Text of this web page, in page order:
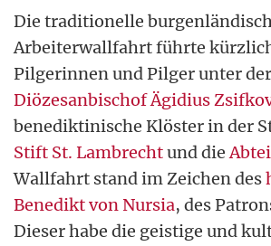
Die traditionelle
Arbeiterwallfahrt führte
Pilgerinnen und Pilger unter
Diözesanbischof Ägidius
benediktinische Klöster in der
Stift St. Lambrechtund die
Wallfahrt stand im Zeichen des
Benedikt von Nursia, des
Dieser habe die geistige und